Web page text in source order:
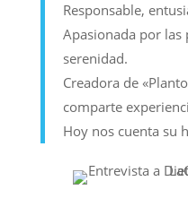
Responsable,
Apasionada por las
serenidad.
Creadora de
comparte
Hoy nos cuenta su